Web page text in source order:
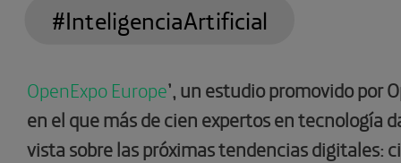
#InteligenciaArtificial
OpenExpo Europe’, un estudio promovido por
en el que más de cien expertos en tecnología
vista sobre las próximas tendencias digitales: